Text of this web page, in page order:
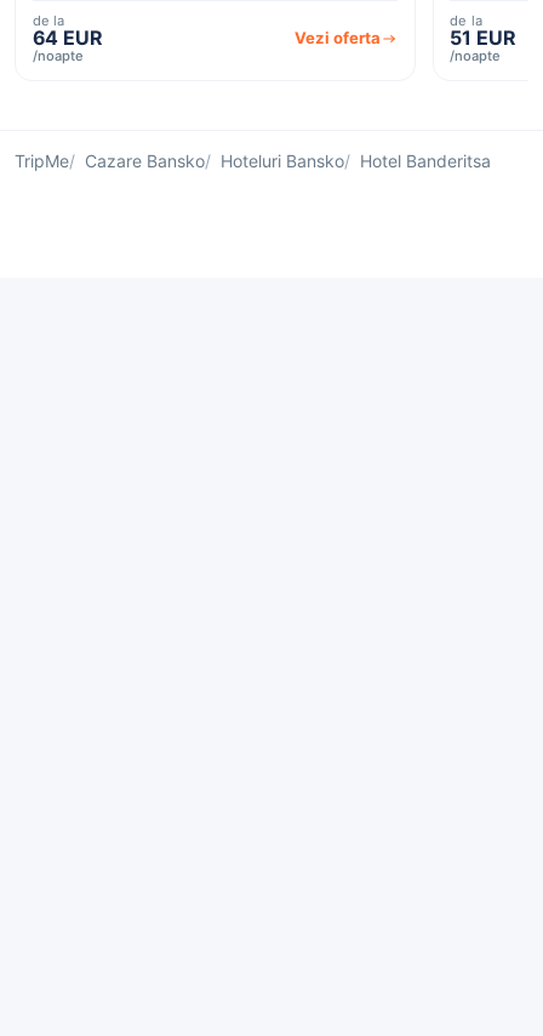
de la
64 EUR
/noapte
Vezi oferta
de la
51 EUR
/noapte
TripMe Cazare Bansko Hoteluri Bansko Hotel Banderitsa